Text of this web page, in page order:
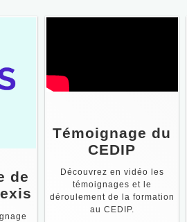
de
Témoignage du
CEDIP
Découvrez en vidéo les
témoignages et le
déroulement de la formation
au CEDIP.